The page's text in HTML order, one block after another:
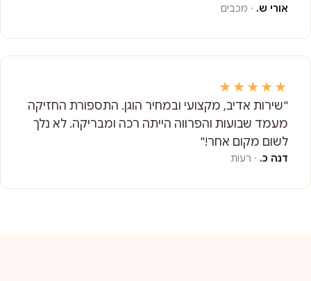
אורי ש. · מכבים
★★★★★
"שירות אדיב, מקצועי ובמחיר הוגן. התספורת החזיקה
מעמד שבועות והפרווה הייתה רכה ומבריקה. לא נלך
לשום מקום אחר!"
דנה כ. · רעות